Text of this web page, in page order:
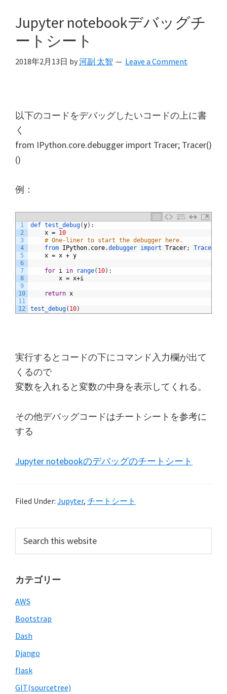
Jupyter notebookデバッグチ
ートシート
2018年2月13日 by河副 太智 Leave a Comment
以下のコードをデバッグしたいコードの上に書
く
from IPython.core.debugger import Tracer; Tracer()
()
例：
1
2
3
4
5
6
7
8
9
10
11
12
def test_debug(y) :
x = 10
# One-liner to start the debugger here.
from IPython. core.debugger import Tracer; Tracer
x = x + y
for i in range( 10) :
x = x+i
return x
test_debug( 10)
実行するとコードの下にコマンド入力欄が出て
くるので
変数を入れると変数の中身を表示してくれる。
その他デバッグコードはチートシートを参考に
する
Jupyter notebookのデバッグのチートシート
Filed Under: Jupyter, チートシート
Primary
Sidebar
this
カテゴリー
AWS
Bootstrap
Dash
Django
flask
GIT(sourcetree)